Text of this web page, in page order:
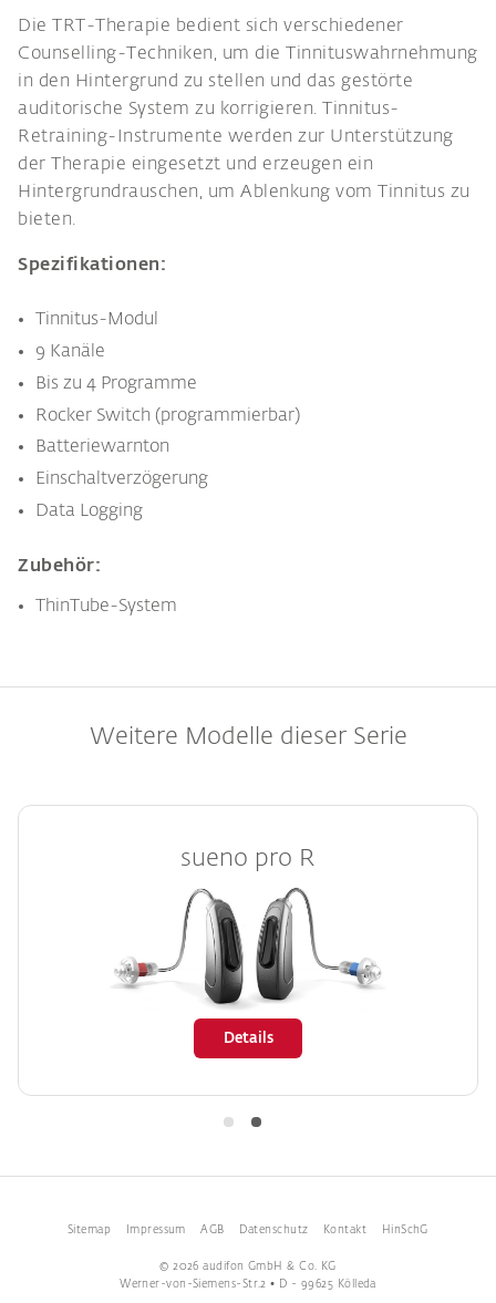
Die TRT-Therapie bedient sich verschiedener
Counselling-Techniken, um die Tinnituswahrnehmung
in den Hintergrund zu stellen und das gestörte
auditorische System zu korrigieren. Tinnitus-
Retraining-Instrumente werden zur Unterstützung
der Therapie eingesetzt und erzeugen ein
Hintergrundrauschen, um Ablenkung vom Tinnitus zu
bieten.
Spezifikationen:
Tinnitus-Modul
9 Kanäle
Bis zu 4 Programme
Rocker Switch (programmierbar)
Batteriewarnton
Einschaltverzögerung
Data Logging
Zubehör:
ThinTube-System
Weitere Modelle dieser Serie
sueno pro R
Details
Sitemap Impressum AGB Datenschutz Kontakt HinSchG
© 2026 audifon GmbH & Co. KG
Werner-von-Siemens-Str.2 • D - 99625 Kölleda